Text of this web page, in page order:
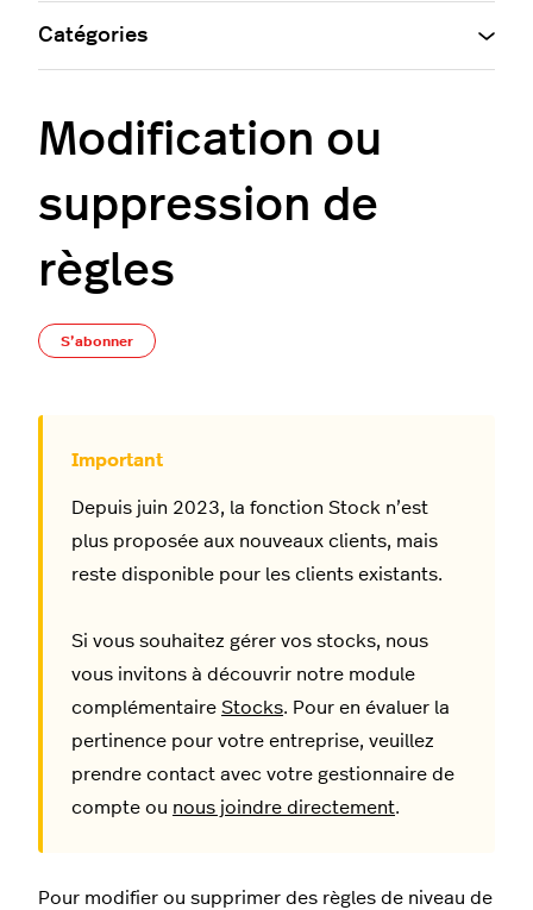
Modification ou
suppression de
règles
S’abonner
Depuis juin 2023, la fonction Stock n’est
plus proposée aux nouveaux clients, mais
reste disponible pour les clients existants.
Si vous souhaitez gérer vos stocks, nous
vous invitons à découvrir notre module
complémentaire Stocks. Pour en évaluer la
pertinence pour votre entreprise, veuillez
prendre contact avec votre gestionnaire de
compte ou nous joindre directement.
Pour modifier ou supprimer des règles de niveau de
Catégories